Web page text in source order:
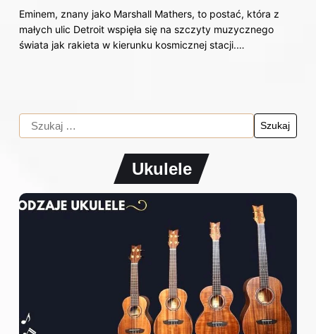
Eminem, znany jako Marshall Mathers, to postać, która z
małych ulic Detroit wspięła się na szczyty muzycznego
świata jak rakieta w kierunku kosmicznej stacji.…
Ukulele